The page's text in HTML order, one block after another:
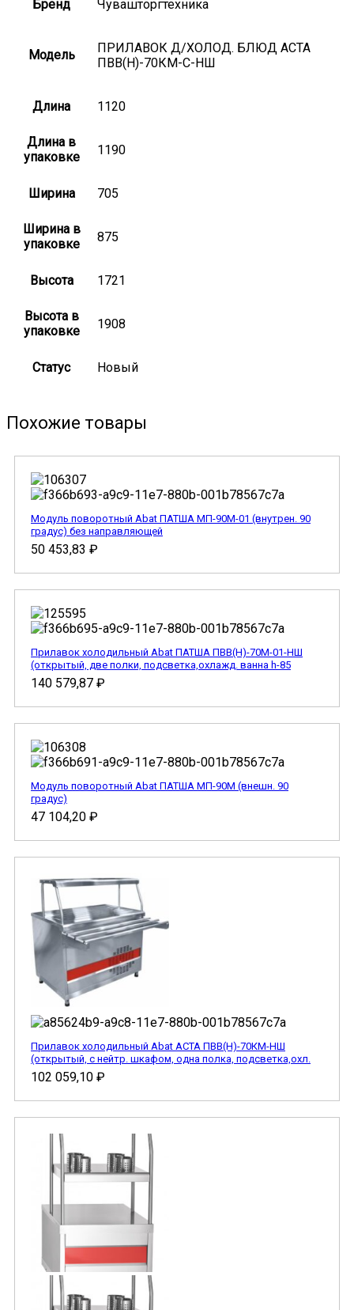
Бренд Чувашторгтехника
Модель
ПРИЛАВОК Д/ХОЛОД. БЛЮД АСТА
ПВВ(Н)-70КМ-С-НШ
Длина 1120
Длина в
упаковке
1190
Ширина 705
Ширина в
упаковке
875
Высота 1721
Высота в
упаковке
1908
Статус Новый
Похожие товары
Модуль поворотный Abat ПАТША МП-90М-01 (внутрен. 90
градус) без направляющей
50 453,83 ₽
Прилавок холодильный Abat ПАТША ПВВ(Н)-70М-01-НШ
(открытый, две полки, подсветка,охлажд. ванна h-85
140 579,87 ₽
Модуль поворотный Abat ПАТША МП-90М (внешн. 90
градус)
47 104,20 ₽
Прилавок холодильный Abat АСТА ПВВ(Н)-70КМ-НШ
(открытый, с нейтр. шкафом, одна полка, подсветка,охл.
102 059,10 ₽